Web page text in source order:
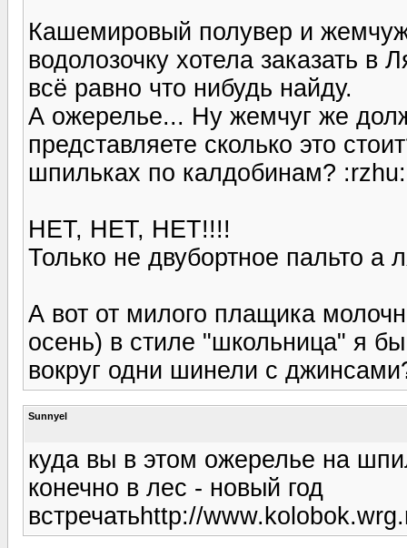
Кашемировый полувер и
водолозочку хотела заказать
всё равно что нибудь найду.
А ожерелье... Ну жемчуг же
представляете сколько это
шпильках по калдобинам?
НЕТ, НЕТ, НЕТ!!!!
Только не двубортное пальто а
А вот от милого плащика
осень) в стиле "школьница" я
вокруг одни шинели с
Sunnyel
куда вы в этом ожерелье на
конечно в лес - новый год
встречатьhttp://